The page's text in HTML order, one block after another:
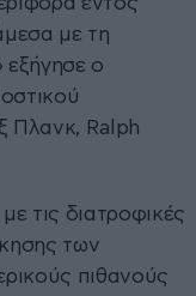
με τη
εξήγησε ο
Πλανκ, Ralph
τις διατροφικές
των
πιθανούς